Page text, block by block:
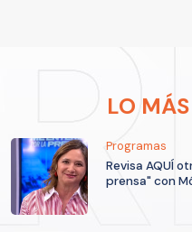
LO
Programas
Revisa AQUÍ
prensa" con